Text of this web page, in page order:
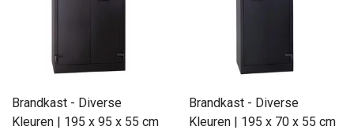
Brandkast - Diverse
Kleuren | 195 x 95 x 55 cm
Brandkast - Diverse
Kleuren | 195 x 70 x 55 cm